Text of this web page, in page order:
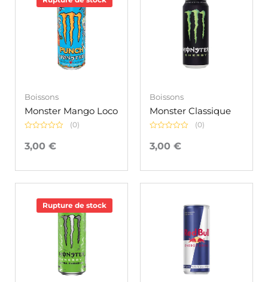
Boissons
Monster Mango Loco
0
sur
(0)
3,00 €
Boissons
Monster Classique
0
sur
(0)
3,00 €
Rupture de stock